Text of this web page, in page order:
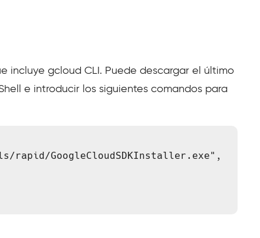
incluye gcloud CLI. Puede descargar el último
e introducir los siguientes comandos para
rapid/GoogleCloudSDKInstaller.exe",